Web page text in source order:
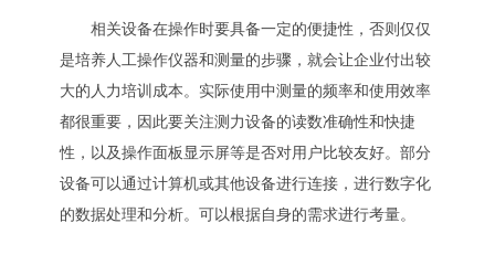
相关设备在操作时要具备一定的便捷性，否则仅仅
是培养人工操作仪器和测量的步骤，就会让企业付出较
大的人力培训成本。实际使用中测量的频率和使用效率
都很重要，因此要关注测力设备的读数准确性和快捷
性，以及操作面板显示屏等是否对用户比较友好。部分
设备可以通过计算机或其他设备进行连接，进行数字化
的数据处理和分析。可以根据自身的需求进行考量。